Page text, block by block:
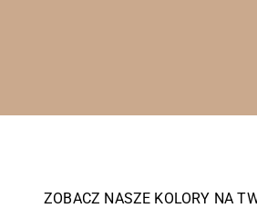
ZOBACZ NASZE KOLORY NA